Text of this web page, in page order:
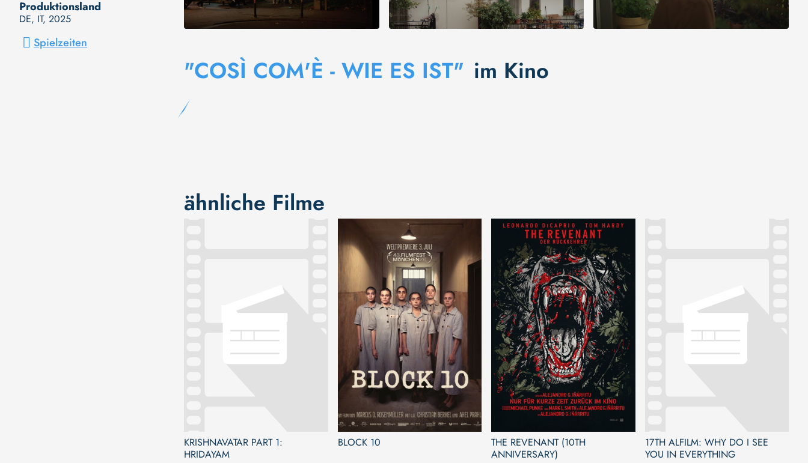
Produktionsland
DE, IT, 2025
Spielzeiten
"COSÌ COM'È - WIE ES IST" im Kino
ähnliche Filme
KRISHNAVATAR PART 1:
HRIDAYAM
BLOCK 10
THE REVENANT (10TH
ANNIVERSARY)
17TH ALFILM: WHY DO I SEE
YOU IN EVERYTHING